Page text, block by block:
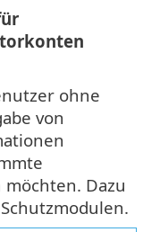
ohne
von
Dazu